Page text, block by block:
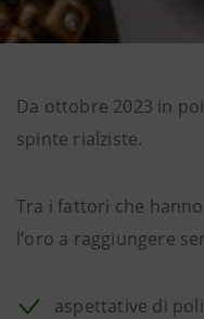
Da ottobre 2023 in
spinte rialziste.
Tra i fattori che
l’oro a raggiungere
aspettative di